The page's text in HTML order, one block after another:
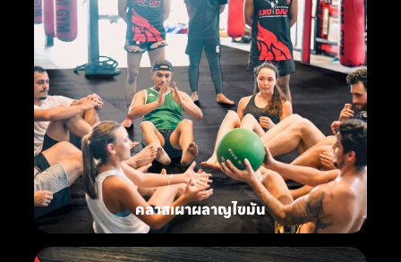
คลาสเผาผลาญไขมัน